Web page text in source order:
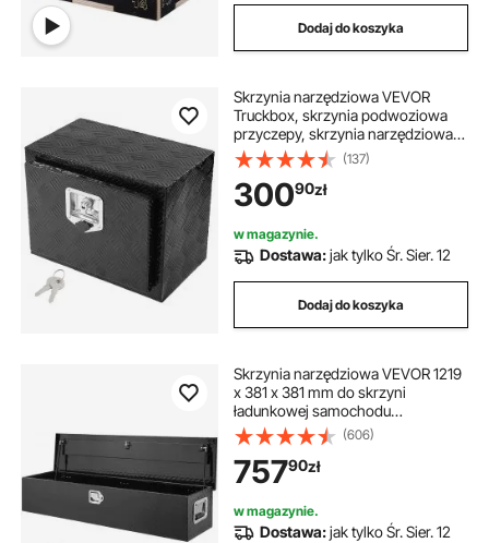
Dodaj do koszyka
Skrzynia narzędziowa VEVOR
Truckbox, skrzynia podwoziowa
przyczepy, skrzynia narzędziowa
46 x 32 x 36 cm, skrzynia do
przechowywania w samochodzie
dostawczym, stop aluminium,
ładowność 20 kg, zamykana
skrzynia do przechowywania
(137)
30090zł
w magazynie.
Dostawa:jak tylko Śr. Sier. 12
Dodaj do koszyka
Skrzynia narzędziowa VEVOR 1219
x 381 x 381 mm do skrzyni
ładunkowej samochodu
ciężarowego, zamykana, 177 l,
skrzynia narzędziowa,
przechowywanie, ładowność 50
kg, organizer do skrzynek
narzędziowych do kamperów,
samochodów osobowych itp.
(606)
75790zł
w magazynie.
Dostawa:jak tylko Śr. Sier. 12